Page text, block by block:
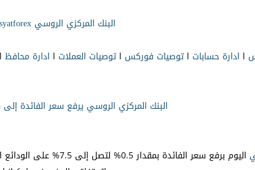
البنك المركزي الروسي twsyatforex
l ادارة حسابات توصيات فوركس توصيات العملات ادارة محافظ
البنك المركزي الروسي يرفع سعر الفائدة إلى 7.5% twsyatforex
اليوم برفع سعر الفائدة بمقدار 0.5% لتصل إلى 7.5% على الودائع الاسبوعية في الوقت الذي ينحدر فيه